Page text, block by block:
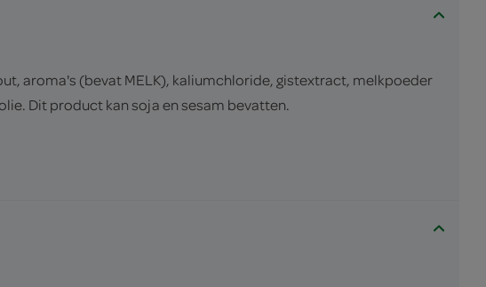
aroma's (bevat MELK), kaliumchloride, gistextract, melkpoeder
Dit product kan soja en sesam bevatten.